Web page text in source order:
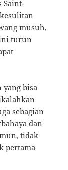
Saint-
musuh,
ini turun
yang bisa
sebagian
dan
tidak
pertama